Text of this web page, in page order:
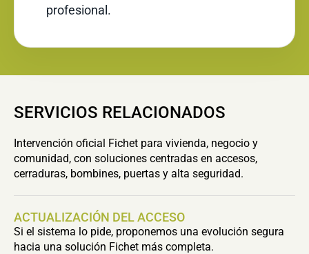
profesional.
SERVICIOS RELACIONADOS
Intervención oficial Fichet para vivienda, negocio y
comunidad, con soluciones centradas en accesos,
cerraduras, bombines, puertas y alta seguridad.
ACTUALIZACIÓN DEL ACCESO
Si el sistema lo pide, proponemos una evolución segura
hacia una solución Fichet más completa.